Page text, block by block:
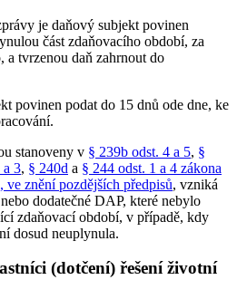
je daňový subjekt povinen
část zdaňovacího období, za
a tvrzenou daň zahrnout do
povinen podat do 15 dnů ode dne, ke
stanoveny v § 239b odst. 4 a 5, §
a 3, § 240d a § 244 odst. 1 a 4 zákona
znění pozdějších předpisů, vzniká
dodatečné DAP, které nebylo
zdaňovací období, v případě, kdy
dosud neuplynula.
(dotčení) řešení životní